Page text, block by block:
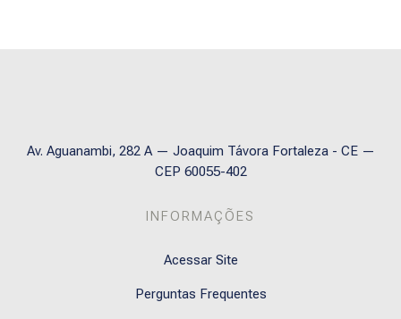
Av. Aguanambi, 282 A — Joaquim Távora Fortaleza - CE —
CEP 60055-402
INFORMAÇÕES
Acessar Site
Perguntas Frequentes